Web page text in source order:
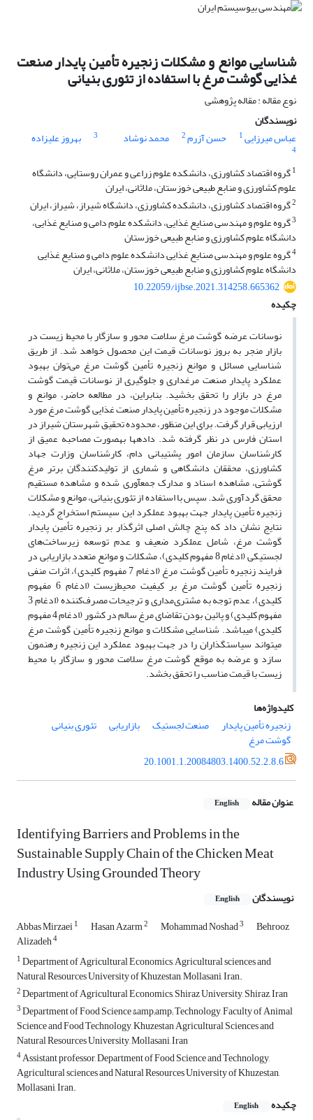
شناسایی موانع و مشکلات زنجیره تأمین پایدار صنعت
غذایی گوشت مرغ با استفاده از تئوری بنیانی
نوع مقاله : مقاله پژوهشی
نویسندگان
عباس میرزایی1 حسن آزرم2 محمد نوشاد 3 بهروز علیزاده
4
1گروه اقتصاد کشاورزی، دانشکده علوم زراعی و عمران روستایی، دانشگاه
علوم کشاورزی و منابع طبیعی خوزستان، ملاثانی، ایران
2گروه اقتصاد کشاورزی، دانشکده کشاورزی، دانشگاه شیراز، شیراز، ایران
3گروه علوم و مهندسی صنایع غذایی، دانشکده علوم دامی و صنایع غذایی،
دانشگاه علوم کشاورزی و منابع طبیعی خوزستان
4گروه علوم و مهندسی صنایع غذایی دانشکده علوم دامی و صنایع غذایی
دانشگاه علوم کشاورزی و منابع طبیعی خوزستان، ملاثانی، ایران
10.22059/ijbse.2021.314258.665362
چکیده
نوسانات عرضه گوشت مرغ سلامت محور و سازگار با محیط زیست در
بازار منجر به بروز نوسانات قیمت این محصول خواهد شد. از طریق
شناسایی مسائل و موانع زنجیره تأمین گوشت مرغ می‌توان بهبود
عملکرد پایدار صنعت مرغداری و جلوگیری از نوسانات قیمت گوشت
مرغ در بازار را تحقق بخشید. بنابراین، در مطالعه­ حاضر، موانع و
مشکلات موجود در زنجیره تأمین پایدار صنعت غذایی گوشت مرغ مورد
ارزیابی قرار گرفت. برای این منظور، محدوده تحقیق شهرستان شیراز در
استان فارس در نظر گرفته شد. داده­ها به­صورت مصاحبه­ عمیق از
کارشناسان سازمان امور پشتیبانی دام، کارشناسان وزارت جهاد
کشاورزی، محققان دانشگاهی و شماری از تولیدکنندگان برتر مرغ
گوشتی، مشاهده اسناد و مدارک جمع­آوری شده و مشاهده مستقیم
محقق گردآوری شد. سپس با استفاده از تئوری بنیانی، موانع و مشکلات
زنجیره تأمین پایدار جهت بهبود عملکرد این سیستم استخراج گردید.
نتایج نشان داد که پنج چالش اصلی اثرگذار بر زنجیره تأمین پایدار
گوشت مرغ، شامل عملکرد ضعیف و عدم توسعه زیرساخت‌های
لجستیکی (ادغام 8 مفهوم کلیدی)، مشکلات و موانع متعدد بازاریابی در
فرایند زنجیره تأمین گوشت مرغ (ادغام 7 مفهوم کلیدی)، اثرات منفی
زنجیره تأمین گوشت مرغ بر کیفیت محیط‌زیست (ادغام 6 مفهوم
کلیدی)، عدم توجه به مشتری‌مداری و ترجیحات مصرف‌کننده (ادغام 3
مفهوم کلیدی) و پائین بودن تقاضای مرغ سالم در کشور (ادغام 4 مفهوم
کلیدی) می­باشد. شناسایی مشکلات و موانع زنجیره تأمین گوشت مرغ
می­تواند سیاست­گذاران را در جهت بهبود عملکرد این زنجیره رهنمون
سازد و عرضه به موقع گوشت مرغ سلامت محور و سازگار با محیط
زیست با قیمت مناسب را تحقق بخشد.
کلیدواژه‌ها
زنجیره تأمین پایدار
صنعت لجستیک بازاریابی تئوری بنیانی
گوشت مرغ
20.1001.1.20084803.1400.52.2.8.6
عنوان مقاله English
Identifying Barriers and Problems in the
Sustainable Supply Chain of the Chicken Meat
Industry Using Grounded Theory
نویسندگان English
َAbbas Mirzaei1 Hasan Azarm2 Mohammad Noshad3 Behrooz
Alizadeh4
1Department of Agricultural Economics, Agricultural sciences and
Natural Resources University of Khuzestan, Mollasani, Iran.
2Department of Agricultural Economics, Shiraz University, Shiraz, Iran
3Department of Food Science &amp;amp; Technology, Faculty of Animal
Science and Food Technology, Khuzestan Agricultural Sciences and
Natural Resources University, Mollasani, Iran
4Assistant professor, Department of Food Science and Technology,
Agricultural sciences and Natural Resources University of Khuzestan,
Mollasani, Iran.
چکیده
English